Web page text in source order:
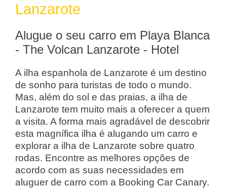
Lanzarote
Alugue o seu carro em Playa Blanca
- The Volcan Lanzarote - Hotel
A ilha espanhola de Lanzarote é um destino
de sonho para turistas de todo o mundo.
Mas, além do sol e das praias, a ilha de
Lanzarote tem muito mais a oferecer a quem
a visita. A forma mais agradável de descobrir
esta magnífica ilha é alugando um carro e
explorar a ilha de Lanzarote sobre quatro
rodas. Encontre as melhores opções de
acordo com as suas necessidades em
aluguer de carro com a Booking Car Canary.